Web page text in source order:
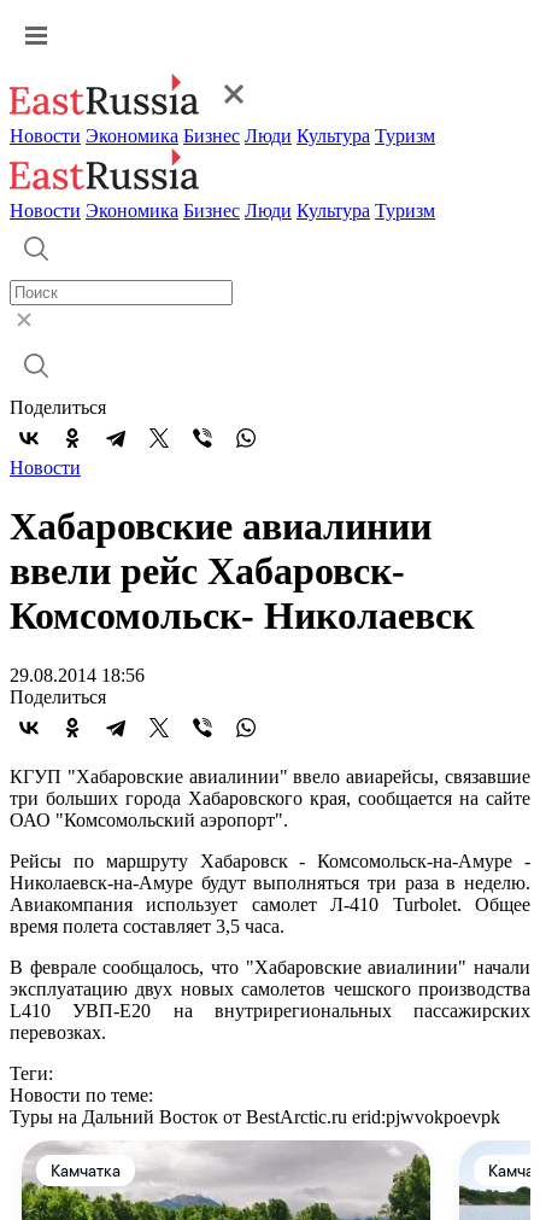
Новости Экономика Бизнес Люди Культура Туризм
Новости Экономика Бизнес Люди Культура Туризм
Поделиться
Новости
Хабаровские авиалинии
ввели рейс Хабаровск-
Комсомольск- Николаевск
29.08.2014 18:56
Поделиться
КГУП "Хабаровские авиалинии" ввело авиарейсы, связавшие
три больших города Хабаровского края, сообщается на сайте
ОАО "Комсомольский аэропорт".
Рейсы по маршруту Хабаровск - Комсомольск-на-Амуре -
Николаевск-на-Амуре будут выполняться три раза в неделю.
Авиакомпания использует самолет Л-410 Turbolet. Общее
время полета составляет 3,5 часа.
В феврале сообщалось, что "Хабаровские авиалинии" начали
эксплуатацию двух новых самолетов чешского производства
L410 УВП-Е20 на внутрирегиональных пассажирских
перевозках.
Теги:
Новости по теме:
Туры на Дальний Восток от BestArctic.ru erid:pjwvokpoevpk